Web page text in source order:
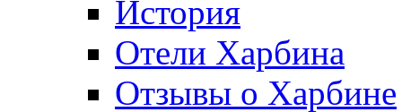
История
Отели Харбина
Отзывы о Харбине